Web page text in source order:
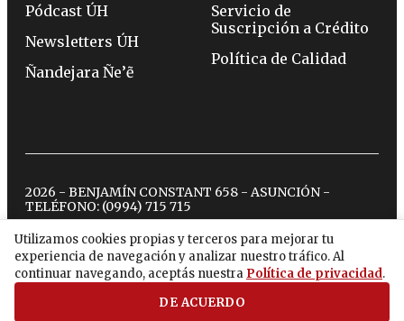
Utilizamos cookies propias y terceros para mejorar tu
experiencia de navegación y analizar nuestro tráfico. Al
continuar navegando, aceptás nuestra Política de privacidad.
DE ACUERDO
Pódcast ÚH
Newsletters ÚH
Ñandejara Ñe’ẽ
Servicio de
Suscripción a Crédito
Política de Calidad
2026 - BENJAMÍN CONSTANT 658 - ASUNCIÓN -
TELÉFONO: (0994) 715 715
twitterinstagram
facebook
tiktokyoutubespotify